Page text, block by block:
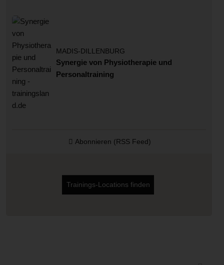
MADIS-DILLENBURG
Synergie von Physiotherapie und
Personaltraining
Abonnieren (RSS Feed)
Trainings-Locations finden